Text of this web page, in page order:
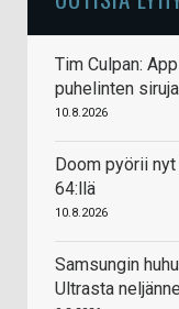
Tim Culpan:
puhelinten
10.8.2026
Doom pyörii
64:llä
10.8.2026
Samsungin
Ultrasta